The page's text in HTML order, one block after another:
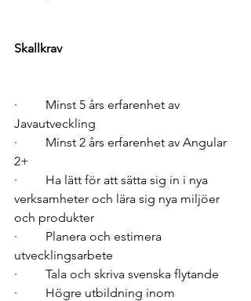
Skallkrav
·         Minst 5 års erfarenhet av
Javautveckling
·         Minst 2 års erfarenhet av Angular
2+
·         Ha lätt för att sätta sig in i nya
verksamheter och lära sig nya miljöer
och produkter
·         Planera och estimera
utvecklingsarbete
·         Tala och skriva svenska flytande
·         Högre utbildning inom